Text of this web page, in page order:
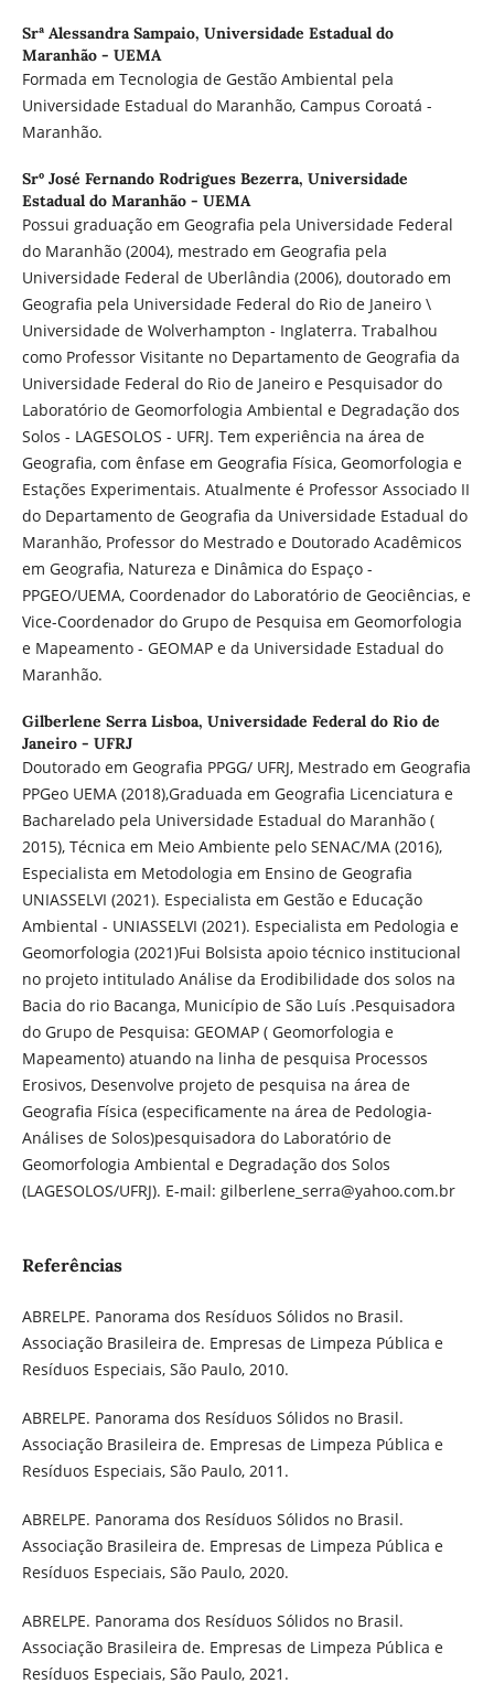
Srª Alessandra Sampaio, Universidade Estadual do
Maranhão - UEMA
Formada em Tecnologia de Gestão Ambiental pela
Universidade Estadual do Maranhão, Campus Coroatá -
Maranhão.
Srº José Fernando Rodrigues Bezerra, Universidade
Estadual do Maranhão - UEMA
Possui graduação em Geografia pela Universidade Federal
do Maranhão (2004), mestrado em Geografia pela
Universidade Federal de Uberlândia (2006), doutorado em
Geografia pela Universidade Federal do Rio de Janeiro \
Universidade de Wolverhampton - Inglaterra. Trabalhou
como Professor Visitante no Departamento de Geografia da
Universidade Federal do Rio de Janeiro e Pesquisador do
Laboratório de Geomorfologia Ambiental e Degradação dos
Solos - LAGESOLOS - UFRJ. Tem experiência na área de
Geografia, com ênfase em Geografia Física, Geomorfologia e
Estações Experimentais. Atualmente é Professor Associado II
do Departamento de Geografia da Universidade Estadual do
Maranhão, Professor do Mestrado e Doutorado Acadêmicos
em Geografia, Natureza e Dinâmica do Espaço -
PPGEO/UEMA, Coordenador do Laboratório de Geociências, e
Vice-Coordenador do Grupo de Pesquisa em Geomorfologia
e Mapeamento - GEOMAP e da Universidade Estadual do
Maranhão.
Gilberlene Serra Lisboa, Universidade Federal do Rio de
Janeiro - UFRJ
Doutorado em Geografia PPGG/ UFRJ, Mestrado em Geografia
PPGeo UEMA (2018),Graduada em Geografia Licenciatura e
Bacharelado pela Universidade Estadual do Maranhão (
2015), Técnica em Meio Ambiente pelo SENAC/MA (2016),
Especialista em Metodologia em Ensino de Geografia
UNIASSELVI (2021). Especialista em Gestão e Educação
Ambiental - UNIASSELVI (2021). Especialista em Pedologia e
Geomorfologia (2021)Fui Bolsista apoio técnico institucional
no projeto intitulado Análise da Erodibilidade dos solos na
Bacia do rio Bacanga, Município de São Luís .Pesquisadora
do Grupo de Pesquisa: GEOMAP ( Geomorfologia e
Mapeamento) atuando na linha de pesquisa Processos
Erosivos, Desenvolve projeto de pesquisa na área de
Geografia Física (especificamente na área de Pedologia-
Análises de Solos)pesquisadora do Laboratório de
Geomorfologia Ambiental e Degradação dos Solos
(LAGESOLOS/UFRJ). E-mail: gilberlene_serra@yahoo.com.br
Referências
ABRELPE. Panorama dos Resíduos Sólidos no Brasil.
Associação Brasileira de. Empresas de Limpeza Pública e
Resíduos Especiais, São Paulo, 2010.
ABRELPE. Panorama dos Resíduos Sólidos no Brasil.
Associação Brasileira de. Empresas de Limpeza Pública e
Resíduos Especiais, São Paulo, 2011.
ABRELPE. Panorama dos Resíduos Sólidos no Brasil.
Associação Brasileira de. Empresas de Limpeza Pública e
Resíduos Especiais, São Paulo, 2020.
ABRELPE. Panorama dos Resíduos Sólidos no Brasil.
Associação Brasileira de. Empresas de Limpeza Pública e
Resíduos Especiais, São Paulo, 2021.